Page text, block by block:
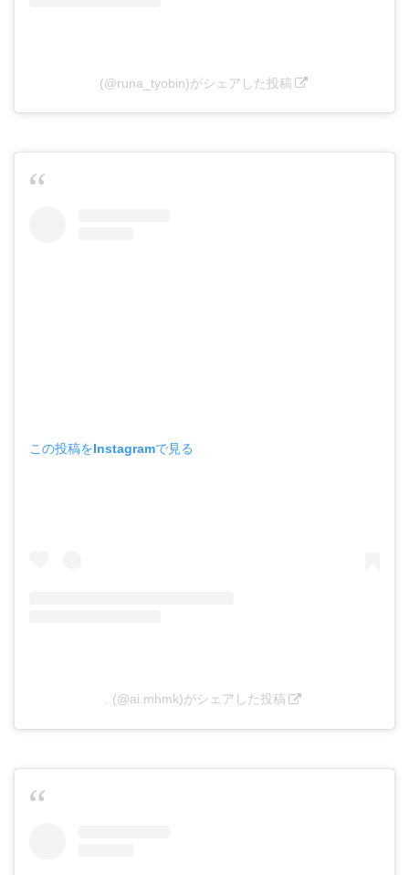
(@runa_tyobin)がシェアした投稿
この投稿をInstagramで見る
. (@ai.mhmk)がシェアした投稿